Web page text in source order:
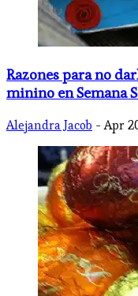
Razones para no
minino en Semana
Alejandra Jacob - Apr